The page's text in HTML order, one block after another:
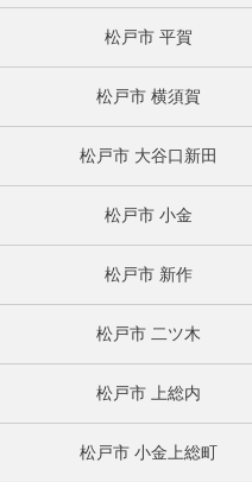
松戸市 平賀
松戸市 横須賀
松戸市 大谷口新田
松戸市 小金
松戸市 新作
松戸市 二ツ木
松戸市 上総内
松戸市 小金上総町